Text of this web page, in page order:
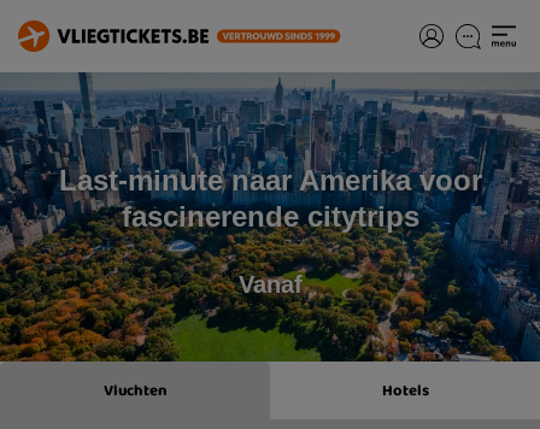
Last-minute naar Amerika voor
fascinerende citytrips
Vanaf